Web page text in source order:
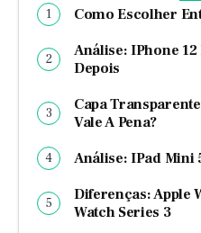
Como Escolher
Análise: IPhone
Depois
Capa
Vale A Pena?
Análise: IPad Mini
Diferenças: Apple
Watch Series 3